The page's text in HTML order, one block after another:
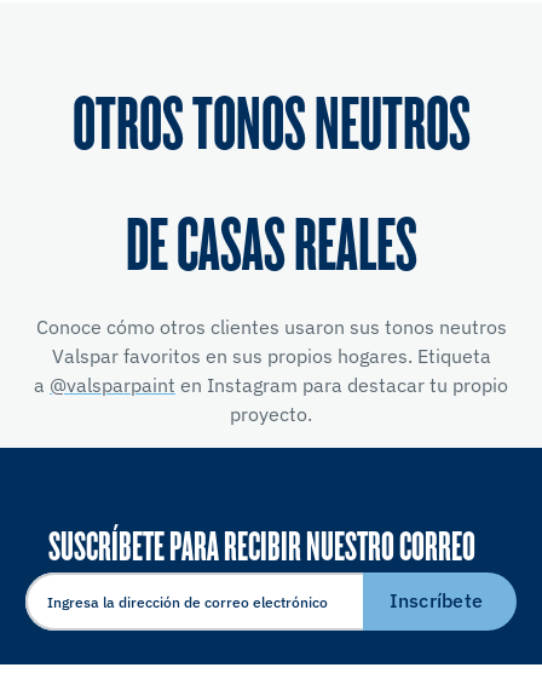
OTROS TONOS NEUTROS
DE CASAS REALES
Conoce cómo otros clientes usaron sus tonos neutros
Valspar favoritos en sus propios hogares. Etiqueta
a @valsparpaint en Instagram para destacar tu propio
proyecto.
SUSCRÍBETE PARA RECIBIR NUESTRO CORREO
ELECTRÓNICO
Inscríbete